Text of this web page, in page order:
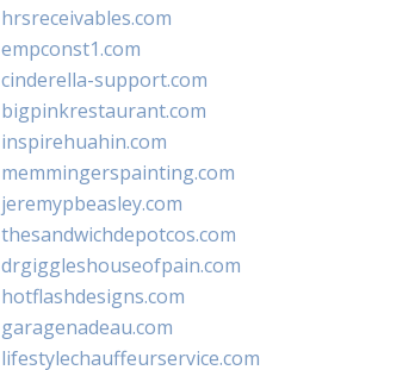
hrsreceivables.com
empconst1.com
cinderella-support.com
bigpinkrestaurant.com
inspirehuahin.com
memmingerspainting.com
jeremypbeasley.com
thesandwichdepotcos.com
drgiggleshouseofpain.com
hotflashdesigns.com
garagenadeau.com
lifestylechauffeurservice.com